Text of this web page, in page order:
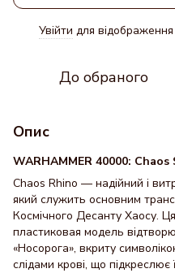
Увійти для
До обраного
Опис
WARHAMMER 40000:
Chaos Rhino — надійний і
який служить основним
Космічного Десанту Хаосу.
пластиковая модель
«Носорога», вкриту
слідами крові, що підкреслює